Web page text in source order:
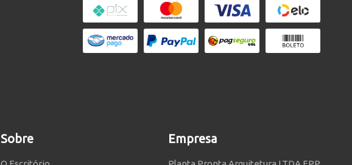
Sobre Empresa